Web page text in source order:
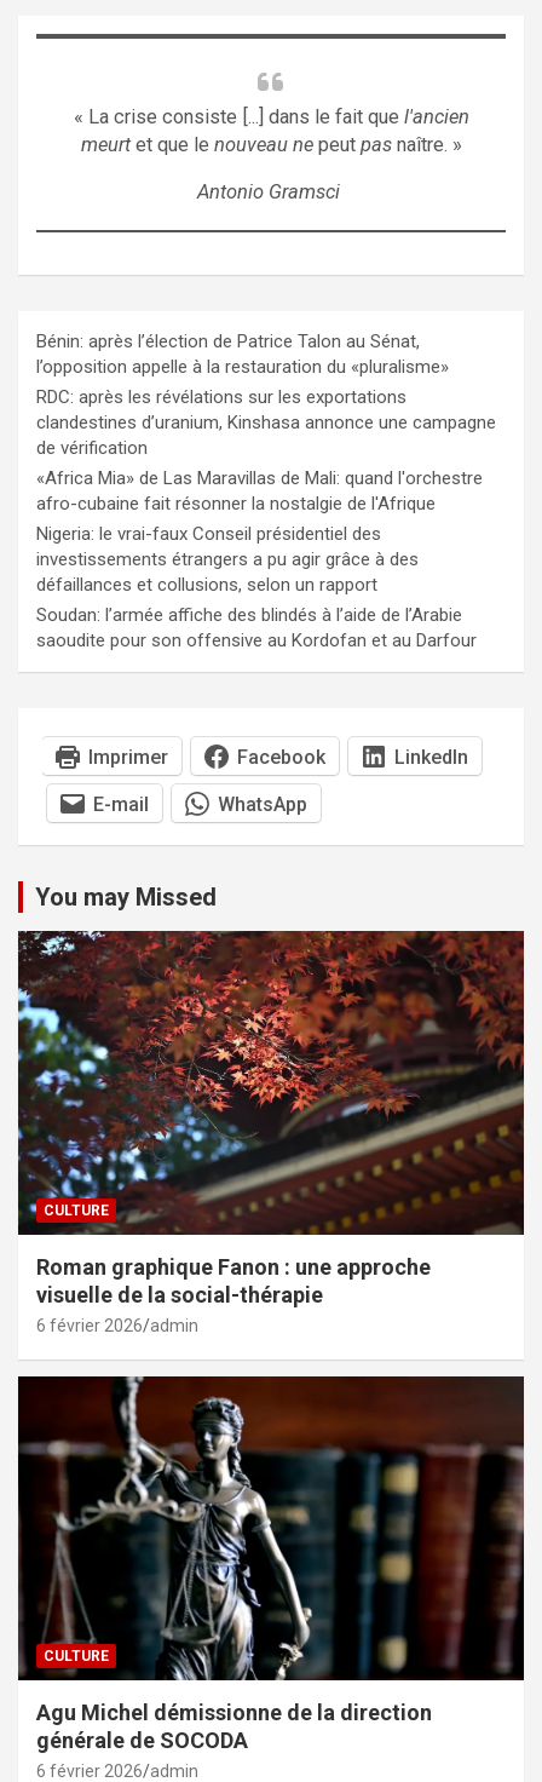
« La crise consiste [...] dans le fait que l'ancien
meurtet que le nouveau nepeut pasnaître. »
Antonio Gramsci
Bénin: après l’élection de Patrice Talon au Sénat,
l’opposition appelle à la restauration du «pluralisme»
RDC: après les révélations sur les exportations
clandestines d’uranium, Kinshasa annonce une campagne
de vérification
«Africa Mia» de Las Maravillas de Mali: quand l'orchestre
afro-cubaine fait résonner la nostalgie de l'Afrique
Nigeria: le vrai-faux Conseil présidentiel des
investissements étrangers a pu agir grâce à des
défaillances et collusions, selon un rapport
Soudan: l’armée affiche des blindés à l’aide de l’Arabie
saoudite pour son offensive au Kordofan et au Darfour
Imprimer Facebook LinkedIn
E-mail WhatsApp
You may Missed
CULTURE
Roman graphique Fanon : une approche
visuelle de la social-thérapie
6 février 2026 admin
CULTURE
Agu Michel démissionne de la direction
générale de SOCODA
6 février 2026 admin